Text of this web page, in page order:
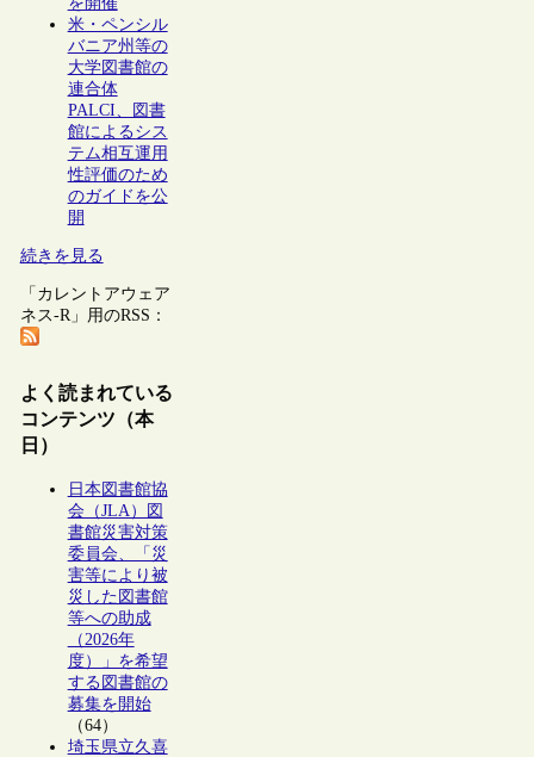
米・ペンシル
バニア州等の
大学図書館の
連合体
PALCI、図書
館によるシス
テム相互運用
性評価のため
のガイドを公
開
続きを見る
「カレントアウェア
ネス-R」用のRSS：
よく読まれている
コンテンツ（本
日）
日本図書館協
会（JLA）図
書館災害対策
委員会、「災
害等により被
災した図書館
等への助成
（2026年
度）」を希望
する図書館の
募集を開始
（64）
埼玉県立久喜